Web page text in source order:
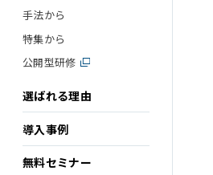
手法から
特集から
公開型研修
選ばれる理由
導入事例
無料セミナー